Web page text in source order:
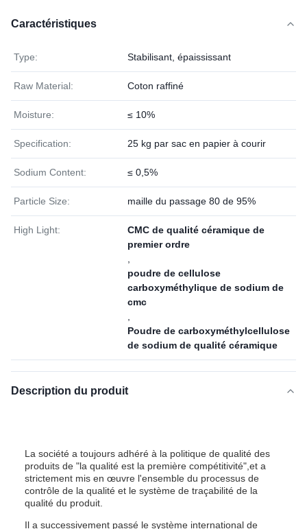
Caractéristiques
Type: Stabilisant, épaississant
Raw Material: Coton raffiné
Moisture: ≤ 10%
Specification: 25 kg par sac en papier à courir
Sodium Content: ≤ 0,5%
Particle Size: maille du passage 80 de 95%
High Light:
CMC de qualité céramique de
premier ordre
poudre de cellulose
carboxyméthylique de sodium de
cmc
Poudre de carboxyméthylcellulose
de sodium de qualité céramique
Description du produit
La société a toujours adhéré à la politique de qualité des
produits de "la qualité est la première compétitivité",et a
strictement mis en œuvre l'ensemble du processus de
contrôle de la qualité et le système de traçabilité de la
qualité du produit.
Il a successivement passé le système international de